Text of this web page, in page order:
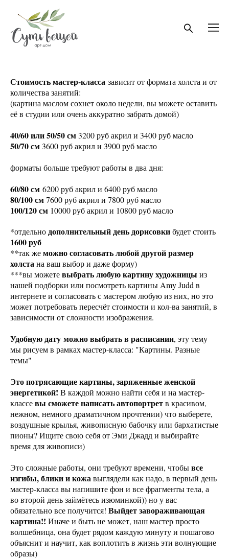
Стоимость мастер-класса зависит от формата холста и от
количества занятий:
(картина маслом сохнет около недели, вы можете оставить
её в студии или очень аккуратно забрать домой)
40/60 или 50/50 см3200 руб акрил и 3400 руб масло
50/70 см3600 руб акрил и 3900 руб масло
форматы больше требуют работы в два дня:
60/80 см 6200 руб акрил и 6400 руб масло
80/100 см7600 руб акрил и 7800 руб масло
100/120 см 10000 руб акрил и 10800 руб масло
*отдельнодополнительный день дорисовкибудет стоить
1600 руб
**так жеможно согласовать любой другой размер
холстана ваш выбор и даже форму)
***вы можетевыбрать любую картину художницы из
нашей подборки или посмотреть картины Amy Judd в
интернете и согласовать с мастером любую из них, но это
может потребовать пересчёт стоимости и кол-ва занятий, в
зависимости от сложности изображения.
Удобную дату можно выбрать в расписании, эту тему
мы рисуем в рамках мастер-класса: "Картины. Разные
темы"
Это потрясающие картины, заряженные женской
энергетикой! В каждой можно найти себя и на мастер-
классевы сможете написать автопортретв красивом,
нежном, немного драматичном прочтении) что выберете,
воздушные крылья, живописную бабочку или бархатистые
пионы? Ищите свою себя от Эми Джадд и выбирайте
время для живописи)
Это сложные работы, они требуют времени, чтобывсе
изгибы, блики и кожавыглядели как надо, в первый день
мастер-класса вы напишите фон и все фрагменты тела, а
во второй день займётесь изюминкой)) но у вас
обязательно все получится! Выйдет завораживающая
картина!! Иначе и быть не может, наш мастер просто
волшебница, она будет рядом каждую минуту и пошагово
объяснит и научит, как воплотить в жизнь эти волнующие
образы)